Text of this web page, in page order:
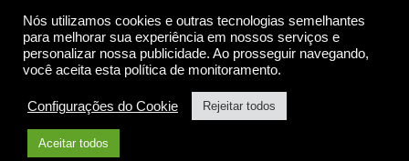
REDES SOCIAIS
Nós utilizamos cookies e outras tecnologias semelhantes
para melhorar sua experiência em nossos serviços e
personalizar nossa publicidade. Ao prosseguir navegando,
você aceita esta política de monitoramento.
Configurações do Cookie Rejeitar todos
Aceitar todos